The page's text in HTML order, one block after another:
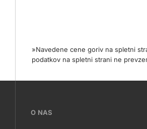
»Navedene cene goriv na spletni
podatkov na spletni strani ne
???O NAS